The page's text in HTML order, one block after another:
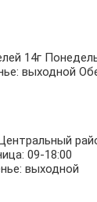
14г
выходной
09-18:00
выходной